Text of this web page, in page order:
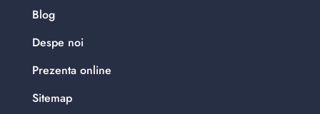
Blog
Despe noi
Prezenta online
Sitemap